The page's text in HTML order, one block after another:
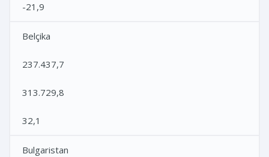
-21,9
Belçika
237.437,7
313.729,8
32,1
Bulgaristan